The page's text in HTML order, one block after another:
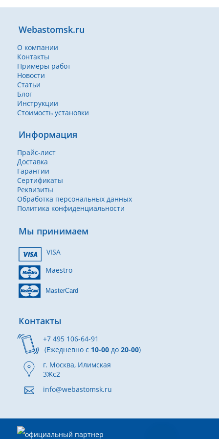
Webastomsk.ru
О компании
Контакты
Примеры работ
Новости
Статьи
Блог
Инструкции
Стоимость установки
Информация
Прайс-лист
Доставка
Гарантии
Сертификаты
Реквизиты
Обработка персональных данных
Политика конфиденциальности
Мы принимаем
VISA
Maestro
MasterCard
Контакты
+7 495 106-64-91
(Ежедневно с 10-00 до 20-00)
г. Москва, Илимская
3Жс2
info@webastomsk.ru